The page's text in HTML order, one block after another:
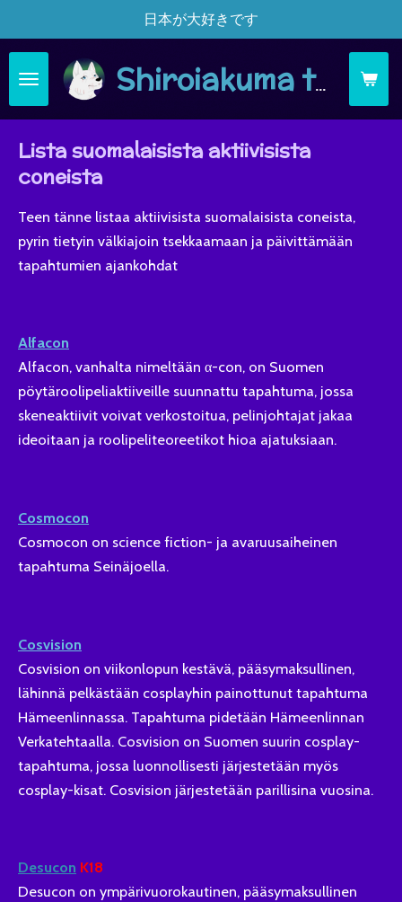
pääsisältöön
Shiroiakuma täsä moi
日本が大好きです
Lista suomalaisista aktiivisista
coneista
Teen tänne listaa aktiivisista suomalaisista coneista,
pyrin tietyin välkiajoin tsekkaamaan ja päivittämään
tapahtumien ajankohdat
Alfacon
Alfacon, vanhalta nimeltään α-con, on Suomen
pöytäroolipeliaktiiveille suunnattu tapahtuma, jossa
skeneaktiivit voivat verkostoitua, pelinjohtajat jakaa
ideoitaan ja roolipeliteoreetikot hioa ajatuksiaan.
Cosmocon
Cosmocon on science fiction- ja avaruusaiheinen
tapahtuma Seinäjoella.
Cosvision
Cosvision on viikonlopun kestävä, pääsymaksullinen,
lähinnä pelkästään cosplayhin painottunut tapahtuma
Hämeenlinnassa. Tapahtuma pidetään Hämeenlinnan
Verkatehtaalla. Cosvision on Suomen suurin cosplay-
tapahtuma, jossa luonnollisesti järjestetään myös
cosplay-kisat. Cosvision järjestetään parillisina vuosina.
Desucon K18
Desucon on ympärivuorokautinen, pääsymaksullinen